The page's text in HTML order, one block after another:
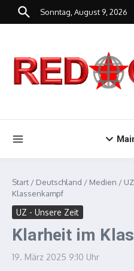
Zum Inhalt springen
Sonntag, August 9, 2026
Start / Deutschland / Medien /
Klassenkampf
UZ - Unsere Zeit
Klarheit im
19. März 2025 9:10 Uhr